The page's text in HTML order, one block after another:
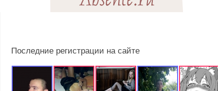
Последние регистрации на сайте